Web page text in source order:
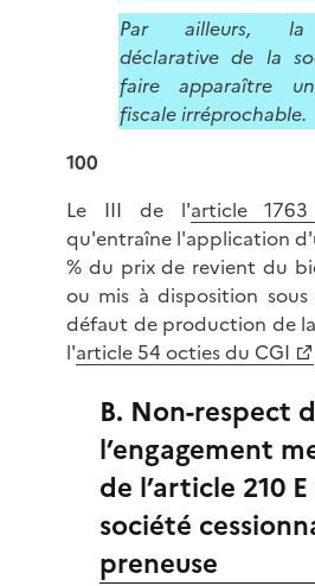
Par ailleurs, la
déclarative de la
faire apparaître
fiscale irréprochable.
100
Le III de l'article
qu'entraîne l'application
% du prix de revient du
ou mis à disposition
défaut de production de
l'article 54 octies du CGI
B. Non-respect
l’engagement
de l’article 210
société
preneuse